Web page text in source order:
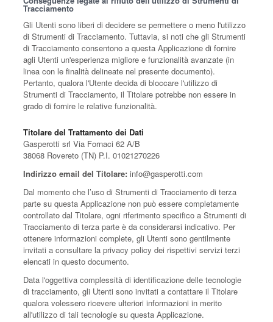
Tracciamento
Gli Utenti sono liberi di decidere se permettere o meno l'utilizzo
di Strumenti di Tracciamento. Tuttavia, si noti che gli Strumenti
di Tracciamento consentono a questa Applicazione di fornire
agli Utenti un'esperienza migliore e funzionalità avanzate (in
linea con le finalità delineate nel presente documento).
Pertanto, qualora l'Utente decida di bloccare l'utilizzo di
Strumenti di Tracciamento, il Titolare potrebbe non essere in
grado di fornire le relative funzionalità.
Titolare del Trattamento dei Dati
Gasperotti srl Via Fornaci 62 A/B
38068 Rovereto (TN) P.I. 01021270226
Indirizzo email del Titolare: info@gasperotti.com
Dal momento che l’uso di Strumenti di Tracciamento di terza
parte su questa Applicazione non può essere completamente
controllato dal Titolare, ogni riferimento specifico a Strumenti di
Tracciamento di terza parte è da considerarsi indicativo. Per
ottenere informazioni complete, gli Utenti sono gentilmente
invitati a consultare la privacy policy dei rispettivi servizi terzi
elencati in questo documento.
Data l'oggettiva complessità di identificazione delle tecnologie
di tracciamento, gli Utenti sono invitati a contattare il Titolare
qualora volessero ricevere ulteriori informazioni in merito
all'utilizzo di tali tecnologie su questa Applicazione.